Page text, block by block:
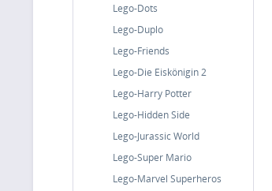
Lego-Dots
Lego-Duplo
Lego-Friends
Lego-Die Eiskönigin 2
Lego-Harry Potter
Lego-Hidden Side
Lego-Jurassic World
Lego-Super Mario
Lego-Marvel Superheros